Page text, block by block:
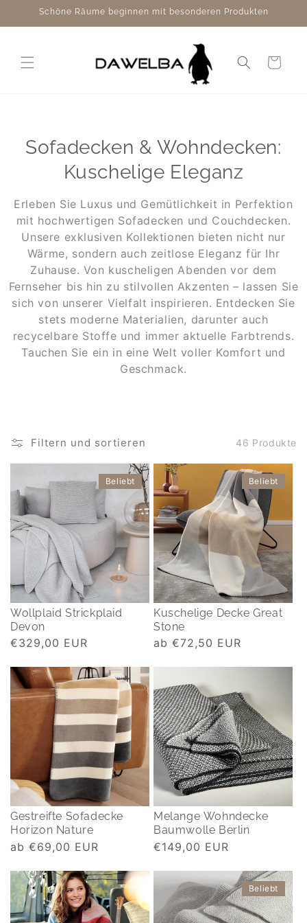
zum
Inhalt
Schöne Räume beginnen mit besonderen Produkten
Warenkorb
Sofadecken & Wohndecken:
Kuschelige Eleganz
Erleben Sie Luxus und Gemütlichkeit in Perfektion
mit hochwertigen Sofadecken und Couchdecken.
Unsere exklusiven Kollektionen bieten nicht nur
Wärme, sondern auch zeitlose Eleganz für Ihr
Zuhause. Von kuscheligen Abenden vor dem
Fernseher bis hin zu stilvollen Akzenten – lassen Sie
sich von unserer Vielfalt inspirieren. Entdecken Sie
stets moderne Materialien, darunter auch
recycelbare Stoffe und immer aktuelle Farbtrends.
Tauchen Sie ein in eine Welt voller Komfort und
Geschmack.
Filtern und sortieren 46 Produkte
Wollplaid Strickplaid
Devon
Normaler
€329,00 EUR
Beliebt
Kuschelige Decke Great
Stone
Normaler
ab €72,50 EUR
Beliebt
Gestreifte Sofadecke
Horizon Nature
Normaler
ab €69,00 EUR
Melange Wohndecke
Baumwolle Berlin
Normaler
€149,00 EUR
Beliebt